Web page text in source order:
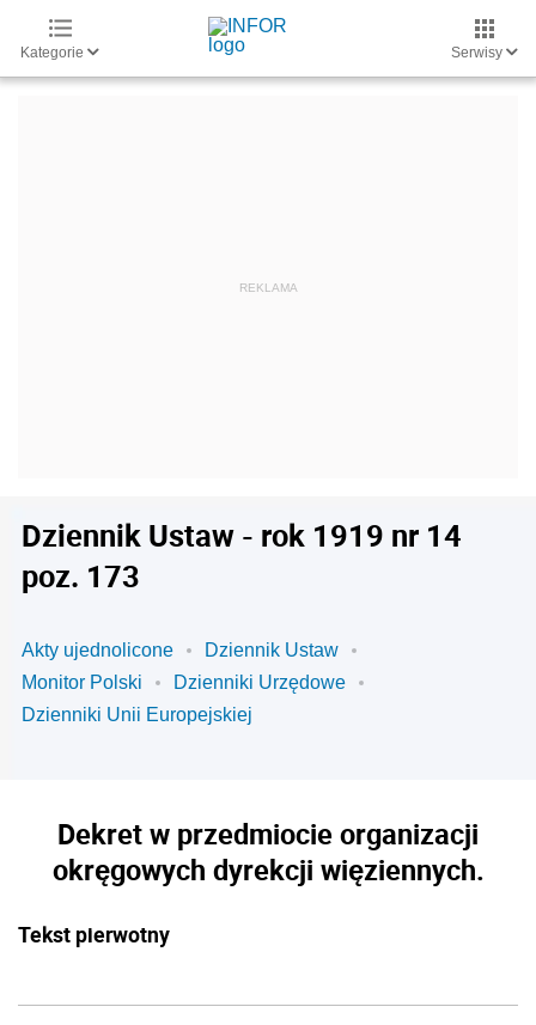
Kategorie Serwisy
Dziennik Ustaw - rok 1919 nr 14
poz. 173
Akty ujednolicone
Dziennik Ustaw
Monitor Polski
Dzienniki Urzędowe
Dzienniki Unii Europejskiej
Dekret w przedmiocie organizacji
okręgowych dyrekcji więziennych.
Tekst pierwotny